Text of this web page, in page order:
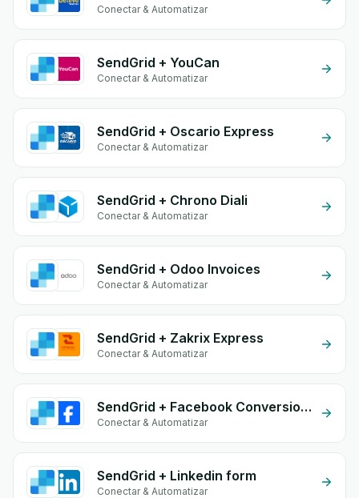
Conectar & Automatizar
SendGrid + YouCan
Conectar & Automatizar
SendGrid + Oscario Express
Conectar & Automatizar
SendGrid + Chrono Diali
Conectar & Automatizar
SendGrid + Odoo Invoices
Conectar & Automatizar
SendGrid + Zakrix Express
Conectar & Automatizar
SendGrid + Facebook Conversion API (CAPI)
Conectar & Automatizar
SendGrid + Linkedin form
Conectar & Automatizar